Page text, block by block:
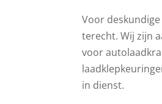
Voor
terecht. Wij zijn
voor
in dienst.